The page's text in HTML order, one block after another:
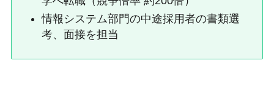
情報システム部門の中途採用者の書類選
考、面接を担当